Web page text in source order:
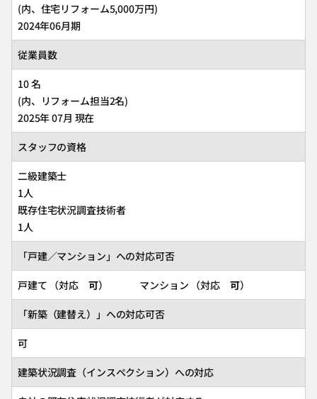
(内、住宅リフォーム5,000万円)
2024年06月期
従業員数
10 名
(内、リフォーム担当2名)
2025年 07月 現在
スタッフの資格
二級建築士
1人
既存住宅状況調査技術者
1人
「戸建／マンション」への対応可否
戸建て （対応 可） マンション （対応 可）
「新築（建替え）」への対応可否
可
建築状況調査（インスペクション）への対応